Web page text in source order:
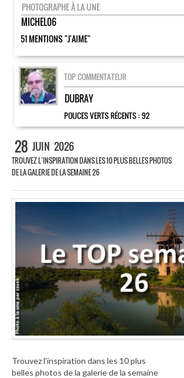
PHOTOGRAPHE À LA UNE
MICHEL06
51 MENTIONS "J'AIME"
TOP COMMENTATEUR
DUBRAY
POUCES VERTS RÉCENTS :92
28 JUIN 2026
TROUVEZ L’INSPIRATION DANS LES 10 PLUS BELLES PHOTOS
DE LA GALERIE DE LA SEMAINE 26
Trouvez l’inspiration dans les 10 plus
belles photos de la galerie de la semaine